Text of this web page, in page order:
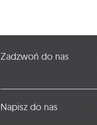
Zadzwoń do nas
Napisz do nas